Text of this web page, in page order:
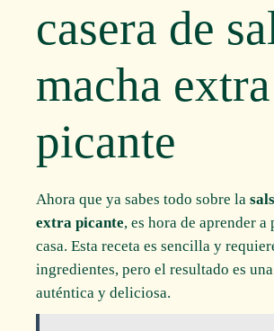
casera de
macha extra
picante
Ahora que ya sabes todo sobre la
extra picante, es hora de aprender a
casa. Esta receta es sencilla y
ingredientes, pero el resultado es
auténtica y deliciosa.